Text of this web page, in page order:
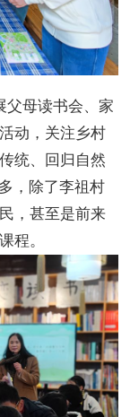
母读书会、家
动，关注乡村
统、回归自然
，除了李祖村
，甚至是前来
程。